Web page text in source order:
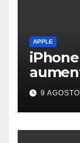
APPLE
giorni
9